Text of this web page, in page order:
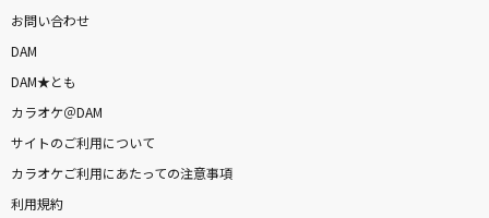
お問い合わせ
DAM
DAM★とも
カラオケ＠DAM
サイトのご利用について
カラオケご利用にあたっての注意事項
利用規約